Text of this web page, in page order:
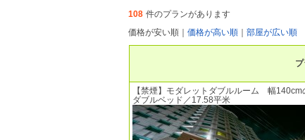
108 件のプランがあります
価格が安い順
価格が高い順 部屋が広い順
【禁煙】モダレットダブルルーム 幅140cm
ダブルベッド／17.58平米